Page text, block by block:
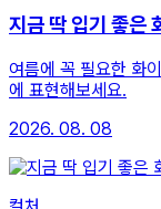
지금 딱 입기 좋은
여름에 꼭 필요한 화
에 표현해보세요.
2026. 08. 08